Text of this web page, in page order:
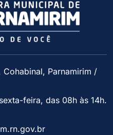
Cohabinal, Parnamirim /
feira, das 08h às 14h.